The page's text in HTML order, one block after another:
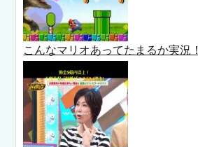
こんなマリオあってたまるか実況！